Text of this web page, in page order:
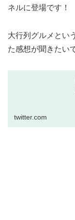
ネルに登場です！
大行列グルメとい
た感想が聞きたい
twitter.com